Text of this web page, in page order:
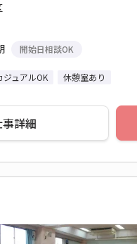
開始日相談OK
ジュアルOK 休憩室あり
詳細